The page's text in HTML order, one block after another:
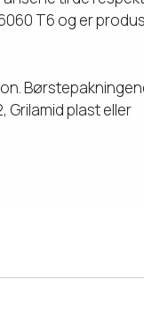
T6 og er
plast eller